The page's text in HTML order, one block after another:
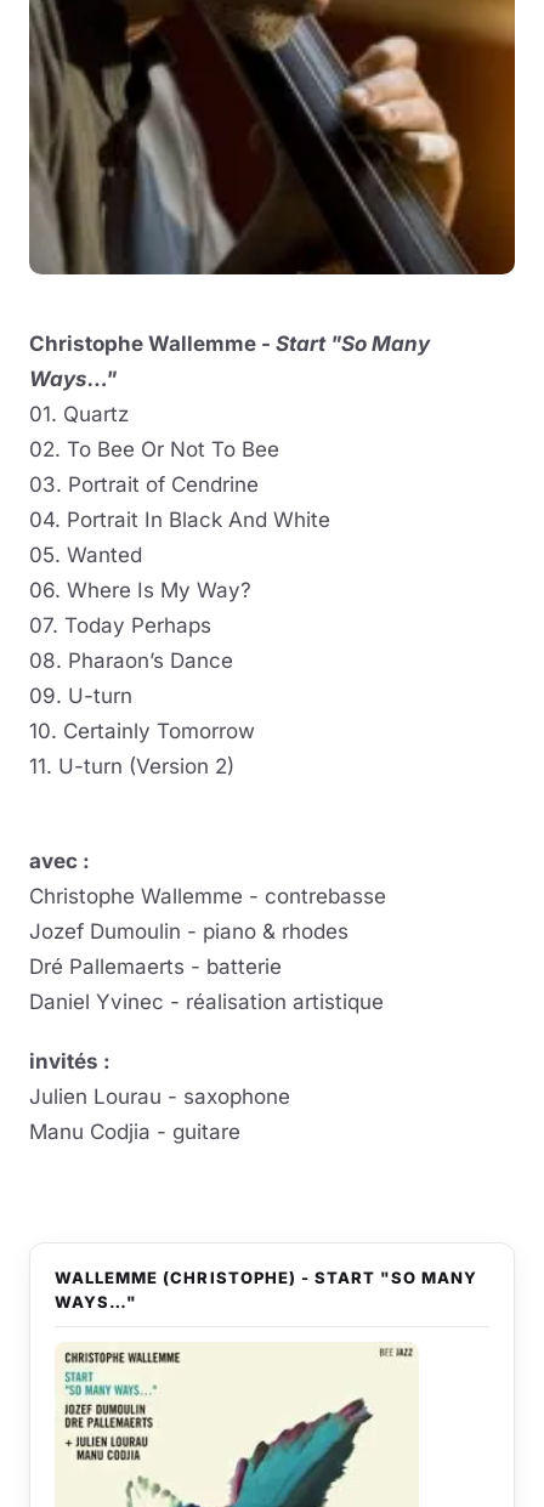
Christophe Wallemme - Start "So Many
Ways…"
01. Quartz
02. To Bee Or Not To Bee
03. Portrait of Cendrine
04. Portrait In Black And White
05. Wanted
06. Where Is My Way?
07. Today Perhaps
08. Pharaon’s Dance
09. U-turn
10. Certainly Tomorrow
11. U-turn (Version 2)
avec :
Christophe Wallemme - contrebasse
Jozef Dumoulin - piano & rhodes
Dré Pallemaerts - batterie
Daniel Yvinec - réalisation artistique
invités :
Julien Lourau - saxophone
Manu Codjia - guitare
WALLEMME (CHRISTOPHE) - START "SO MANY
WAYS…"